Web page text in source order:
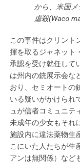
から、米国
虐殺(Waco
この事件はクリント
揮を取るジャネット
承認を受け就任して
は州内の銃展示会な
おり、セミオートの
いる疑いがかけられ
ュが信者コミュニテ
未成年の少女もそれ
施設内に違法薬物生
こにいた人たちが生
アンは無関係）など